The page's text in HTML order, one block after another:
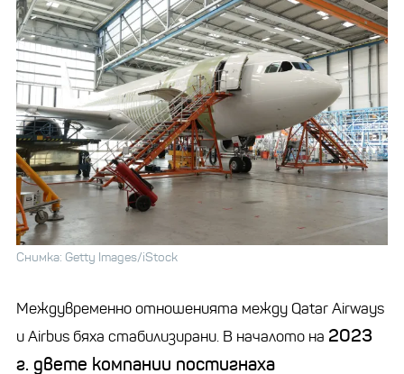
Снимка: Getty Images/iStock
Междувременно отношенията между Qatar Airways
и Airbus бяха стабилизирани. В началото на 2023
г. двете компании постигнаха